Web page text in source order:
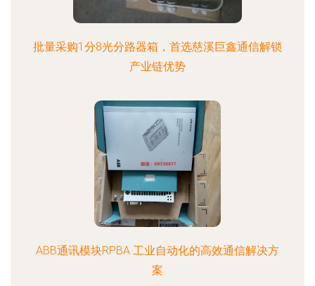
批量采购1分8光分路器箱，首选慈溪巨鑫通信解锁
产业链优势
ABB通讯模块RPBA 工业自动化的高效通信解决方
案